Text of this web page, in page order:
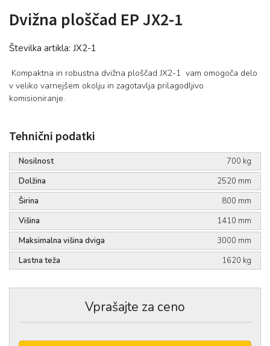
Dvižna ploščad EP JX2-1
Številka artikla: JX2-1
Kompaktna in robustna dvižna ploščad JX2-1 vam omogoča delo
v veliko varnejšem okolju in zagotavlja prilagodljivo
komisioniranje.
Tehnični podatki
Nosilnost
700 kg
Dolžina
2520 mm
Širina
800 mm
Višina
1410 mm
Maksimalna višina dviga
3000 mm
Lastna teža
1620 kg
Vprašajte za ceno